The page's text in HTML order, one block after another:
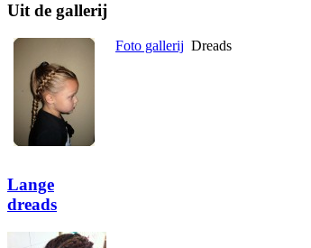
Uit de gallerij
Foto gallerij Dreads
Lange
dreads